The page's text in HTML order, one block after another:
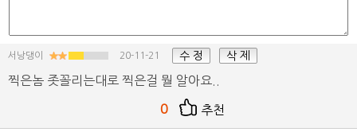
서낭댕이 20-11-21 수 정 삭 제
찍은놈 좃꼴리는대로 찍은걸 뭘 알아요..
0 추천